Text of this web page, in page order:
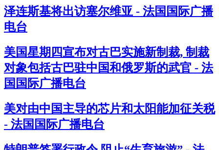
泽连斯基将出访塞尔维亚 - 法国国际广播
电台
美国星期四宣布对古巴实施新制裁, 制裁
对象包括古巴驻中国和俄罗斯的武官 - 法
国国际广播电台
美对由中国主导的芯片和太阳能加征关税
- 法国国际广播电台